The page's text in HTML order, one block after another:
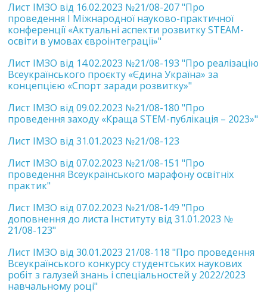
Лист ІМЗО від 16.02.2023 №21/08-207 "Про
проведення І Міжнародної науково-практичної
конференції «Актуальні аспекти розвитку STEAM-
освіти в умовах євроінтеграції»"
Лист ІМЗО від 14.02.2023 №21/08-193 "Про реалізацію
Всеукраїнського проєкту «Єдина Україна» за
концепцією «Спорт заради розвитку»"
Лист ІМЗО від 09.02.2023 №21/08-180 "Про
проведення заходу «Краща STEM-публікація – 2023»"
Лист ІМЗО від 31.01.2023 №21/08-123
Лист ІМЗО від 07.02.2023 №21/08-151 "Про
проведення Всеукраїнського марафону освітніх
практик"
Лист ІМЗО від 07.02.2023 №21/08-149 "Про
доповнення до листа Інституту від 31.01.2023 №
21/08-123"
Лист ІМЗО від 30.01.2023 21/08-118 "Про проведення
Всеукраїнського конкурсу студентських наукових
робіт з галузей знань і спеціальностей у 2022/2023
навчальному році"